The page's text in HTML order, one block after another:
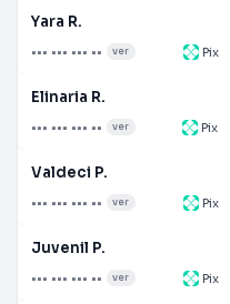
Yara R.
••• ••• ••• •• ver Pix
Elinaria R.
••• ••• ••• •• ver Pix
Valdeci P.
••• ••• ••• •• ver Pix
Juvenil P.
••• ••• ••• •• ver Pix